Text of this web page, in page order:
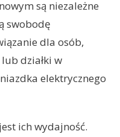
są niezależne
swobodę
dla osób,
działki w
elektrycznego
ich wydajność.